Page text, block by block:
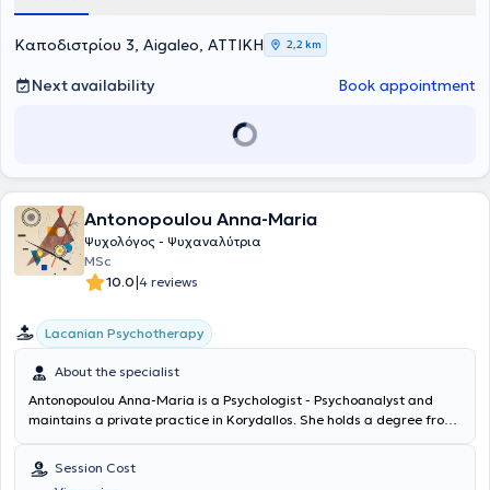
Καποδιστρίου 3, Aigaleo, ΑΤΤΙΚΗ 2,2 km
Next availability Book appointment
Antonopoulou Anna-Maria
Ψυχολόγος - Ψυχαναλύτρια
MSc
10.0|4 reviews
Lacanian Psychotherapy
About the specialist
Antonopoulou Anna-Maria is a Psychologist - Psychoanalyst and
maintains a private practice in Korydallos. She holds a degree from
Political Sciences and a postgraduate degree from the Medical
School of the National and Kapodistrian University of Athens. Since
Session Cost